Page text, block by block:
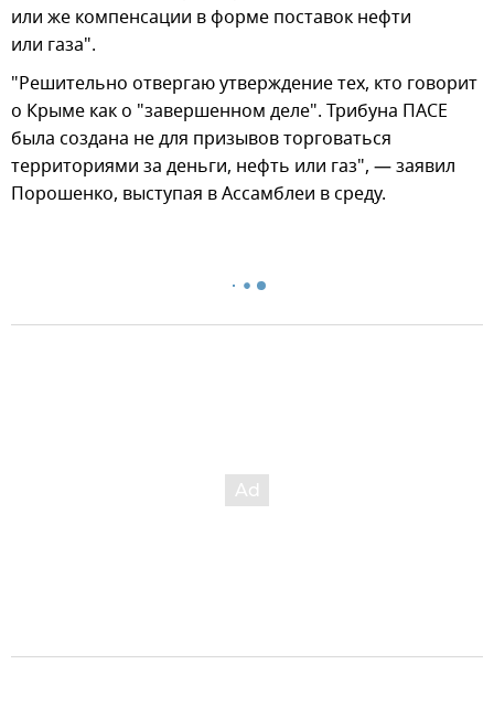
или же компенсации в форме поставок нефти
или газа".
"Решительно отвергаю утверждение тех, кто говорит
о Крыме как о "завершенном деле". Трибуна ПАСЕ
была создана не для призывов торговаться
территориями за деньги, нефть или газ", — заявил
Порошенко, выступая в Ассамблеи в среду.